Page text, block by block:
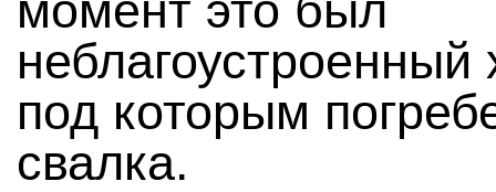
неблагоустроенный
под которым
свалка.